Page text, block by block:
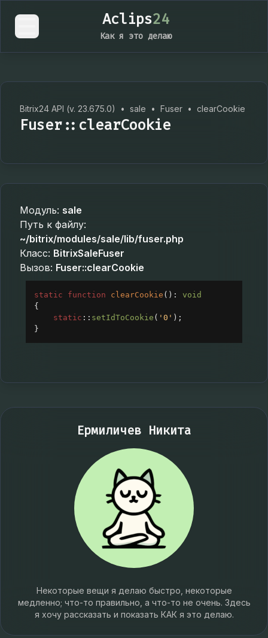
Aclips24
Как я это делаю
Bitrix24 API (v. 23.675.0) • sale • Fuser • clearCookie
Fuser::clearCookie
Модуль: sale
Путь к файлу:
~/bitrix/modules/sale/lib/fuser.php
Класс: BitrixSaleFuser
Вызов: Fuser::clearCookie
static function clearCookie (): void
{
static :: setIdToCookie ( '0' );
}
Ермиличев Никита
Некоторые вещи я делаю быстро, некоторые
медленно; что-то правильно, а что-то не очень. Здесь
я хочу рассказать и показать КАК я это делаю.